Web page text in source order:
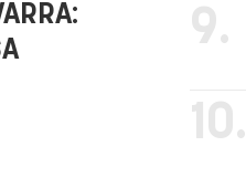
9.
10.